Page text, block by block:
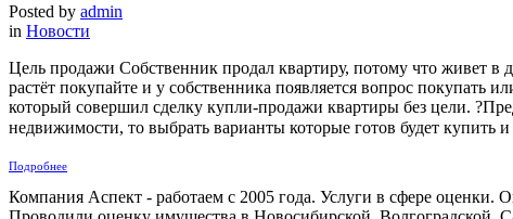
Posted by admin
in Новости
Цель продажи Собственник продал квартиру, потому что живет
растёт покупайте и у собственника появляется вопрос покупать
который совершил сделку купли-продажи квартиры без цели.
недвижимости, то выбрать варианты которые готов будет купить
Подробнее
Компания Аспект - работаем с 2005 года. Услуги в сфере